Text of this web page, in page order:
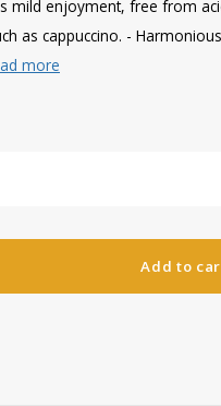
mild enjoyment, free from
as cappuccino. -
more
Add to